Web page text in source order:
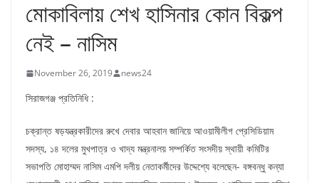
মোকাবিলায় শেখ হাসিনার কোন বিকল্প
নেই – নাসিম
November 26, 2019 news24
সিরাজগঞ্জ প্রতিনিধি :
চক্রান্ত ষড়যন্ত্রকারীদের রুখে দেবার আহবান জানিয়ে আওয়ামীলীগ প্রেসিডিয়াম
সদস্য, ১৪ দলের মুখপাত্র ও খাদ্য মন্ত্রনালয় সম্পর্কিত সংসদীয় স্থায়ী কমিটির
সভাপতি মোহাম্মদ নাসিম এমপি দলীয় নেতাকর্মীদের উদ্দেশ্যে বলেছেন- বঙ্গবন্ধু কন্যা